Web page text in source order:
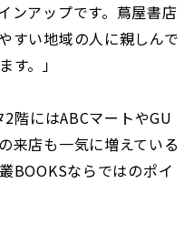
ンアップです。蔦屋書店
すい地域の人に親しんで
す。」
階にはABCマートやGU
来店も一気に増えている
BOOKSならではのポイ